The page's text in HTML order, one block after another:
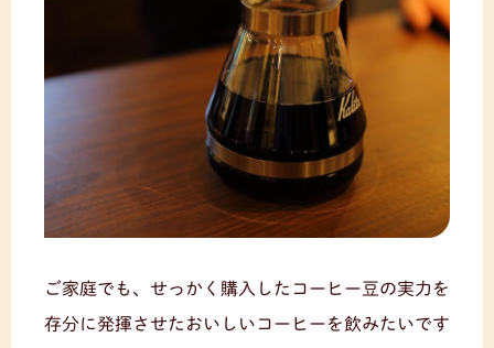
ご家庭でも、せっかく購入したコーヒー豆の実力を
存分に発揮させたおいしいコーヒーを飲みたいです